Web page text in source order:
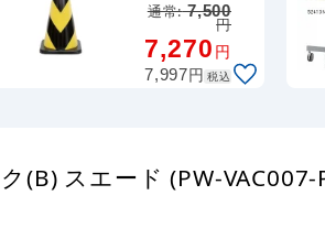
色部反射式)
(385-14A)
通常:7,500
円
7,270円
7,997円 税込
(B) スエード (PW-VAC007-